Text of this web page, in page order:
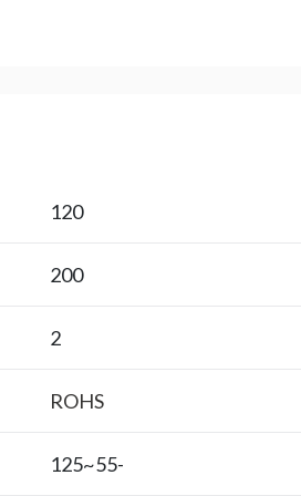
120
200
2
ROHS
-55~125